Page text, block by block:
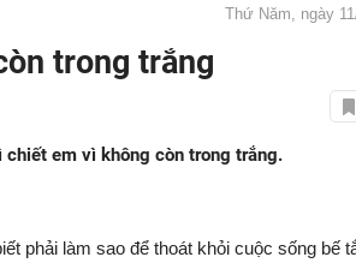
Thứ Năm, ngày
trong trắng
chiết em vì không còn trong trắng.
phải làm sao để thoát khỏi cuộc sống bế